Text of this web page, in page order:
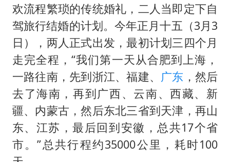
欢流程繁琐的传统婚礼，二人当即定下自
驾旅行结婚的计划。今年正月十五（3月3
日），两人正式出发，最初计划三四个月
走完全程，“我们第一天从合肥到上海，
一路往南，先到浙江、福建、 广东 ，然后
去了海南，再到广西、云南、西藏、新
疆、内蒙古，然后东北三省到天津，再山
东、江苏，最后回到安徽，总共17个省
市。”总共行程约35000公里，耗时100